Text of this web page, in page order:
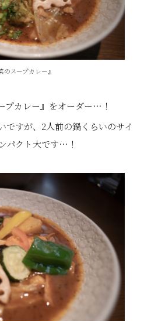
のスープカレー』
プカレー』をオーダー…！
ですが、2人前の鍋くらいのサイ
パクト大です…！